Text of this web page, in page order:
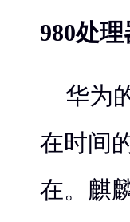
980处理
华为
在时间
在。麒